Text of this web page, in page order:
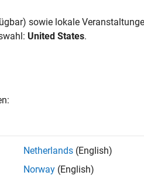
sowie lokale
United States.
Netherlands (English)
Norway (English)